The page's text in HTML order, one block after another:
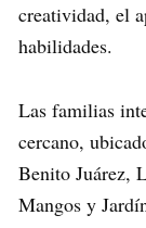
creatividad, el
habilidades.
Las familias
cercano,
Benito Juárez,
Mangos y